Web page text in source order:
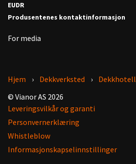
EUDR
Produsentenes kontaktinformasjon
For media
Hjem Dekkverksted Dekkhotell
© Vianor AS 2026
Leveringsvilkår og garanti
Personvernerklæring
Whistleblow
Informasjonskapselinnstillinger